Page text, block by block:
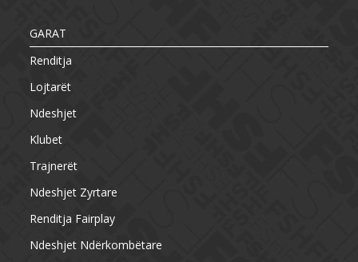
GARAT
Renditja
Lojtarët
Ndeshjet
Klubet
Trajnerët
Ndeshjet Zyrtare
Renditja Fairplay
Ndeshjet Ndërkombëtare